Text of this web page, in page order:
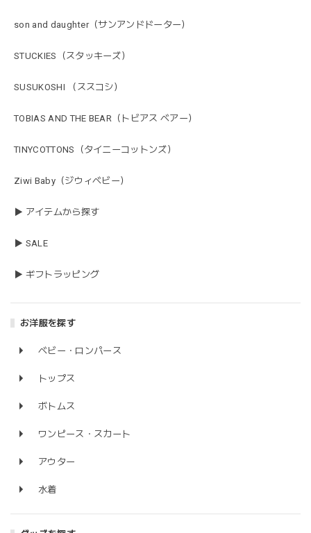
son and daughter（サンアンドドーター）
STUCKIES（スタッキーズ）
SUSUKOSHI （ススコシ）
TOBIAS AND THE BEAR（トビアス ベアー）
TINYCOTTONS（タイニーコットンズ）
Ziwi Baby（ジウィベビー）
▶ アイテムから探す
▶ SALE
▶ ギフトラッピング
お洋服を探す
ベビー・ロンパース
トップス
ボトムス
ワンピース・スカート
アウター
水着